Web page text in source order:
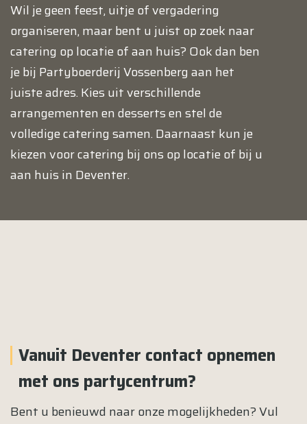
Wil je geen feest, uitje of vergadering
organiseren, maar bent u juist op zoek naar
catering op locatie of aan huis? Ook dan ben
je bij Partyboerderij Vossenberg aan het
juiste adres. Kies uit verschillende
arrangementen en desserts en stel de
volledige catering samen. Daarnaast kun je
kiezen voor catering bij ons op locatie of bij u
aan huis in Deventer.
Vanuit Deventer contact opnemen
met ons partycentrum?
Bent u benieuwd naar onze mogelijkheden? Vul